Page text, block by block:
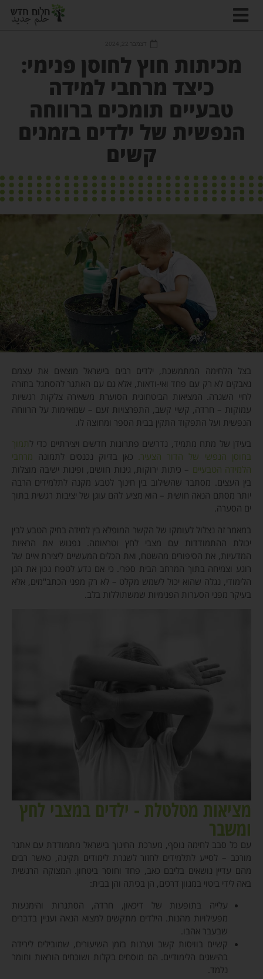
מכיתות חוץ לחוסן פנימי:
כיצד מרחבי למידה
טבעיים תומכים ברווחה
הנפשית של ילדים בזמנים
קשים
בצל הלחימה המתמשכת, ילדים רבים בישראל מוצאים את עצמם
נאבקים לא רק עם פחד ואי-ודאות, אלא גם עם האתגר להסתגל בחזרה
לחיי השגרה. המציאות הביטחונית הסוערת משאירה צלקות רגשיות
עמוקות – חרדה, קשיי קשב, התפרצויות זעם – שמאיימות על הרווחה
הנפשית ועל התפקוד התקין בבית הספר ומחוצה לו.
בעידן של מתח מתמיד, נדרשים פתרונות חדשים ויצירתיים כדי לתמוך
בחוסן הנפשי של הדור הצעיר. כאן בדיוק נכנסים לתמונה מרחבי
הלמידה הטבעיים – כיתות ירוקות, גינות חושים, ופינות ישיבה מוצלות
בין העצים. מסתבר שהשילוב בין חינוך לטבע מקנה לתלמידים הרבה
יותר מסתם הנאה חושית – הוא מציע להם עוגן של יציבות רגשית בתוך
ים הסערה.
במאמר זה נצלול לעומקו של הקשר המופלא בין למידה בחיק הטבע לבין
יכולת ההתמודדות עם מצבי לחץ וטראומה. נפגוש את הראיות
המדעיות, את הסיפורים מהשטח, ואת הכלים המעשיים ליצירת איים של
רוגע וצמיחה בתוך המרחב הבית ספרי. כי אם נדע לטפח נכון את הגן
הלימודי, נגלה שהוא יכול לשמש מקלט – לא רק מפני הכתב"מים, אלא
בעיקר מפני הסערות הפנימיות שמשתוללות בלב.
מציאות מטלטלת - ילדים במצבי לחץ
ומשבר
עם כל סבב לחימה נוסף, מערכת החינוך בישראל מתמודדת עם אתגר
מורכב – לסייע לתלמידים לחזור לשגרת לימודים תקינה, כאשר רבים
מהם עדיין נושאים בליבם כאב, פחד וחוסר ביטחון. המצוקה הרגשית
באה לידי ביטוי במגוון דרכים, הן בכיתה והן בבית:
עלייה בתופעות של דיכאון, חרדה, הסתגרות והימנעות
מפעילויות מהנות. הילדים מתקשים למצוא הנאה ועניין בדברים
שבעבר אהבו.
קשיים בוויסות קשב וערנות בזמן השיעורים, שמובילים לירידה
בהישגים הלימודיים. הם מוסחים בקלות ושוכחים הוראות וחומר
נלמד.